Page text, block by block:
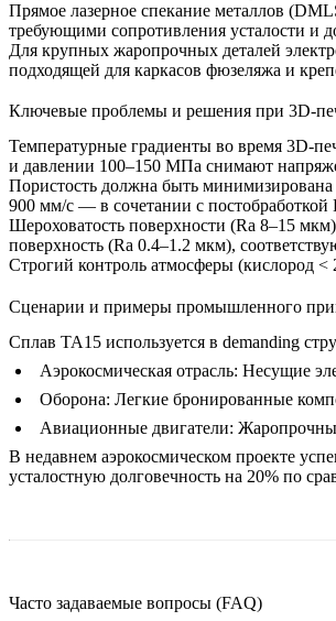
Прямое лазерное спекание металлов
требующими сопротивления усталости и
Для крупных жаропрочных деталей
подходящей для каркасов фюзеляжа и
Ключевые проблемы и решения при 3D-
Температурные градиенты во время 3D-
и давлении 100–150 МПа снимают
Пористость должна быть
900 мм/с — в сочетании с постобработкой
Шероховатость поверхности (Ra 8–15
поверхность (Ra 0.4–1.2 мкм),
Строгий контроль атмосферы (кислород
Сценарии и примеры промышленного
Сплав TA15 используется в demanding
Аэрокосмическая отрасль: Несущие
Оборона: Легкие бронированные
Авиационные двигатели:
В недавнем аэрокосмическом проекте
усталостную долговечность на 20% по
Часто задаваемые вопросы (FAQ)